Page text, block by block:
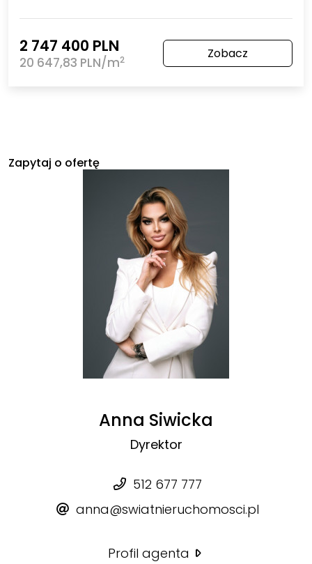
2 747 400 PLN
20 647,83 PLN/m2 Zobacz
Zapytaj o ofertę
Anna Siwicka
Dyrektor
512 677 777
anna@swiatnieruchomosci.pl
Profil agenta